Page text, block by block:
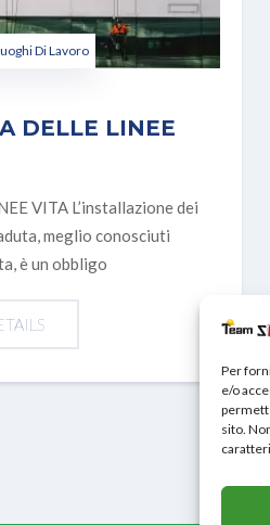
Per
e/o
sito.
Di Lavoro
DELLE LINEE
VITA L’installazione dei
meglio conosciuti
è un obbligo